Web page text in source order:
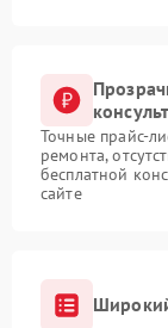
Точные прайс-
ремонта,
бесплатной
сайте